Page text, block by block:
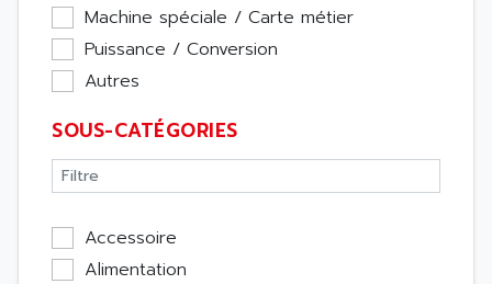
Machine spéciale / Carte métier
Puissance / Conversion
Autres
SOUS-CATÉGORIES
Accessoire
Alimentation